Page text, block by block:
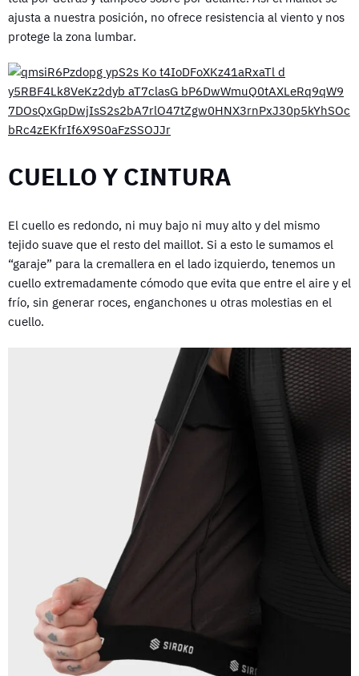
ajusta a nuestra posición, no ofrece resistencia al viento y nos
protege la zona lumbar.
CUELLO Y CINTURA
El cuello es redondo, ni muy bajo ni muy alto y del mismo
tejido suave que el resto del maillot. Si a esto le sumamos el
“garaje” para la cremallera en el lado izquierdo, tenemos un
cuello extremadamente cómodo que evita que entre el aire y el
frío, sin generar roces, enganchones u otras molestias en el
cuello.